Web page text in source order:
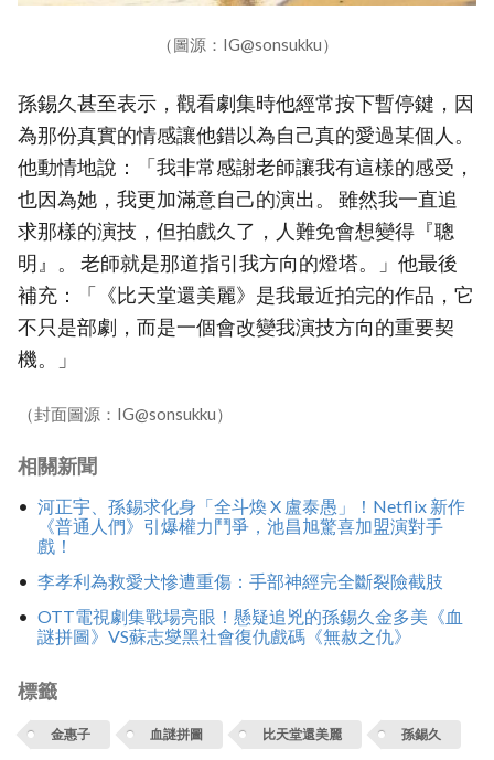
（圖源：IG@sonsukku）
孫錫久甚至表示，觀看劇集時他經常按下暫停鍵，因
為那份真實的情感讓他錯以為自己真的愛過某個人。
他動情地說：「我非常感謝老師讓我有這樣的感受，
也因為她，我更加滿意自己的演出。 雖然我一直追
求那樣的演技，但拍戲久了，人難免會想變得『聰
明』。 老師就是那道指引我方向的燈塔。」他最後
補充：「《比天堂還美麗》是我最近拍完的作品，它
不只是部劇，而是一個會改變我演技方向的重要契
機。」
（封面圖源：IG@sonsukku）
相關新聞
河正宇、孫錫求化身「全斗煥 X 盧泰愚」！Netflix 新作
《普通人們》引爆權力鬥爭，池昌旭驚喜加盟演對手
戲！
李孝利為救愛犬慘遭重傷：手部神經完全斷裂險截肢
OTT電視劇集戰場亮眼！懸疑追兇的孫錫久金多美《血
謎拼圖》VS蘇志燮黑社會復仇戲碼《無赦之仇》
標籤
金惠子 血謎拼圖 比天堂還美麗 孫錫久